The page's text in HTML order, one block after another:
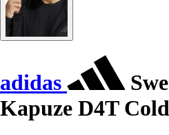
adidas
Kapuze D4T